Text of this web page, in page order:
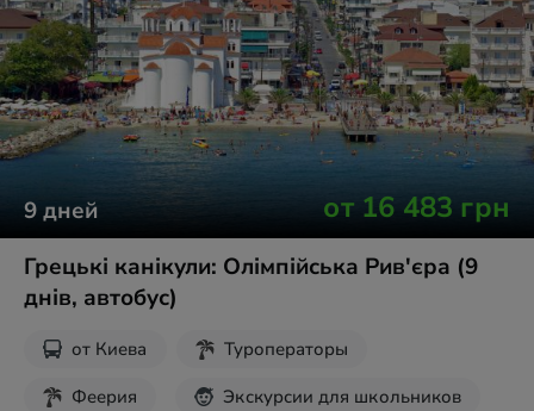
9дней от 16 483грн
Грецькі канікули: Олімпійська Рив'єра (9
днів, автобус)
от Киева
Туроператоры
Феерия
Экскурсии для школьников